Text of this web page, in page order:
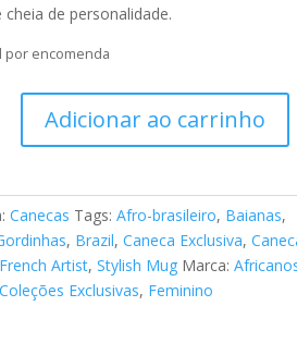
cheia de personalidade.
por encomenda
Adicionar ao carrinho
Canecas Tags:Afro-brasileiro, Baianas,
, Brazil,Caneca Exclusiva,
French Artist,Stylish Mug Marca:
Coleções Exclusivas, Feminino